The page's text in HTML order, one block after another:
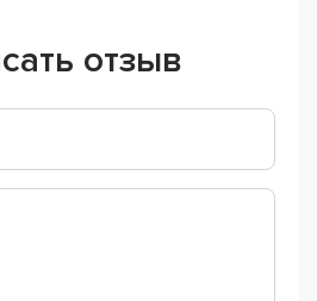
отзыв